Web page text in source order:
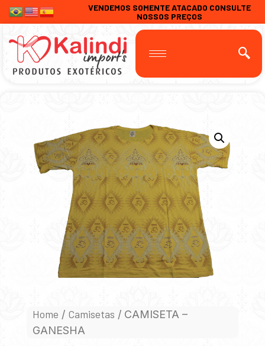
VENDEMOS SOMENTE ATACADO CONSULTE
NOSSOS PREÇOS
Home / Camisetas / CAMISETA –
GANESHA